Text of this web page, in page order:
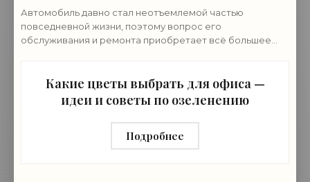
Автомобиль давно стал неотъемлемой частью
повседневной жизни, поэтому вопрос его
обслуживания и ремонта приобретает всё большее
Какие цветы выбрать для офиса —
идеи и советы по озеленению
Подробнее